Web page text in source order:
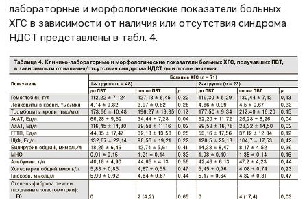
лабораторные и морфологические показатели больных
ХГС в зависимости от наличия или отсутствия синдрома
НДСТ представлены в табл. 4.